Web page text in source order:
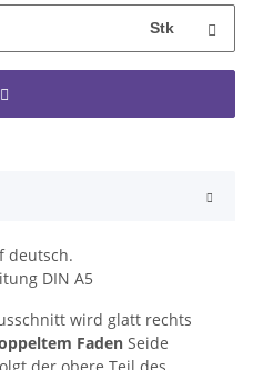
Stk
deutsch.
DIN A5
wird glatt rechts
Faden Seide